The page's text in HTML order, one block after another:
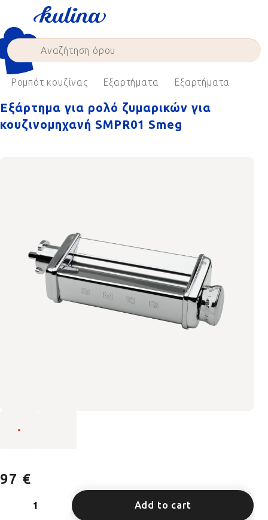
content
Ρομπότ κουζίνας Εξαρτήματα Εξαρτήματα
Εξάρτημα για ρολό ζυμαρικών για
κουζινομηχανή SMPR01 Smeg
97 €
Add to cart